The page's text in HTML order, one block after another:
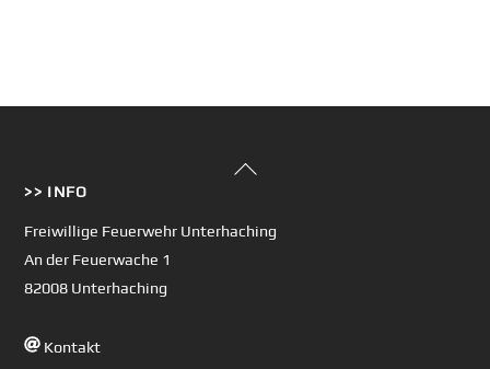
Back
>> INFO
Freiwillige Feuerwehr Unterhaching
An der Feuerwache 1
82008 Unterhaching
Kontakt